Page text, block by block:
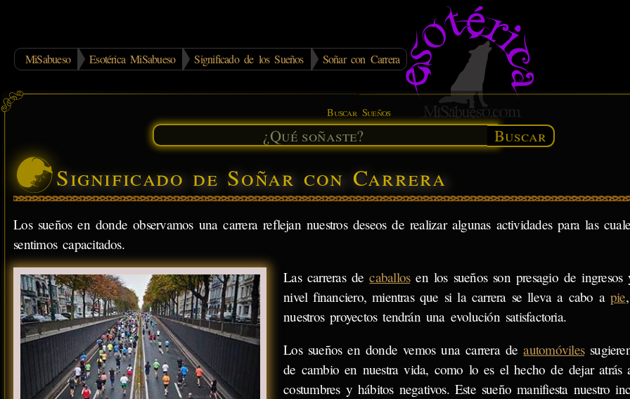
MiSabueso Esotérica MiSabueso Significado de los Sueños Soñar con Carrera
Buscar Sueños
Buscar
Significado de Soñar con Carrera
Los sueños en donde observamos una carrera reflejan nuestros deseos de realizar algunas actividades para las
sentimos capacitados.
Las carreras decaballosen los sueños son presagio de ingresos
nivel financiero, mientras que si la carrera se lleva a cabo a pie
nuestros proyectos tendrán una evolución satisfactoria.
Los sueños en donde vemos una carrera deautomóviles
de cambio en nuestra vida, como lo es el hecho de dejar atrás
costumbres y hábitos negativos. Este sueño manifiesta nuestro